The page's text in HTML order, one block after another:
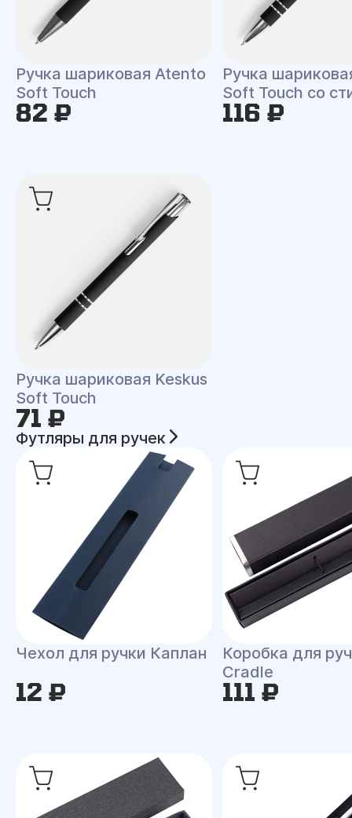
Ручка шариковая Atento
Soft Touch
82 ₽
Ручка
Soft Touch со
116 ₽
Ручка шариковая Keskus
Soft Touch
71 ₽
Футляры для ручек
Чехол для ручки Каплан
12 ₽
Коробка для
Cradle
111 ₽